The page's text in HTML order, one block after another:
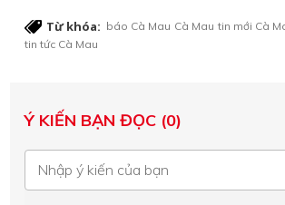
Từ khóa: báo Cà Mau Cà Mau tin mới Cà
tin tức Cà Mau
Ý KIẾN BẠN ĐỌC (0)